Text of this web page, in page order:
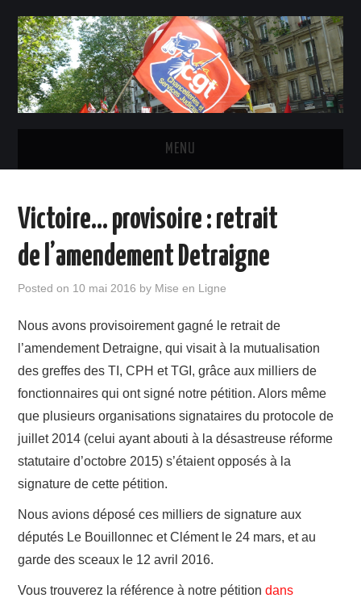
MENU
INSTANCES ET ÉLU-E-S CGT
CONTACTS
ADHÉSION
ESPACE MILITANT
Victoire… provisoire : retrait
de l’amendement Detraigne
Posted on 10 mai 2016 by Mise en Ligne
Nous avons provisoirement gagné le retrait de
l’amendement Detraigne, qui visait à la mutualisation
des greffes des TI, CPH et TGI, grâce aux milliers de
fonctionnaires qui ont signé notre pétition. Alors même
que plusieurs organisations signataires du protocole de
juillet 2014 (celui ayant abouti à la désastreuse réforme
statutaire d’octobre 2015) s’étaient opposés à la
signature de cette pétition.
Nous avions déposé ces milliers de signature aux
députés Le Bouillonnec et Clément le 24 mars, et au
garde des sceaux le 12 avril 2016.
Vous trouverez la référence à notre pétitiondans